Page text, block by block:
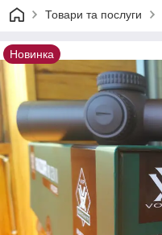
Товари та послуги
Новинка